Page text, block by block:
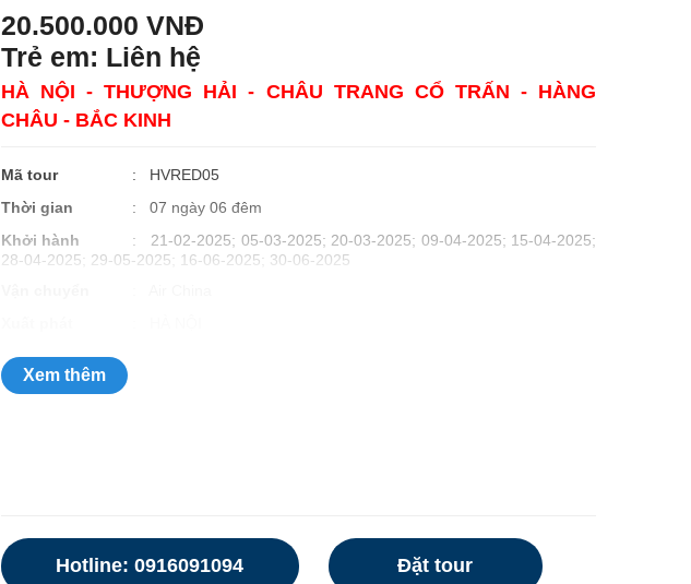
20.500.000 VNĐ
Trẻ em: Liên hệ
HÀ NỘI - THƯỢNG HẢI - CHÂU TRANG CỔ TRẤN - HÀNG
CHÂU - BẮC KINH
Mã tour
: HVRED05
Thời gian
: 07 ngày 06 đêm
Khởi hành
: 21-02-2025; 05-03-2025; 20-03-2025; 09-04-2025; 15-04-2025;
28-04-2025; 29-05-2025; 16-06-2025; 30-06-2025
Xem thêm
Hotline: 0916091094 Đặt tour